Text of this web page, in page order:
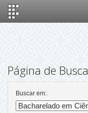
Página de Busca
Buscar em: